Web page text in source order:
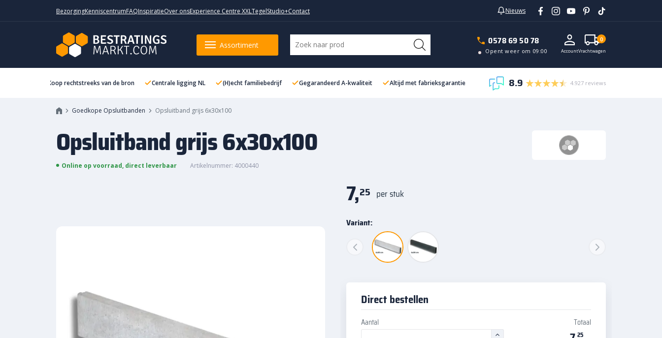
BezorgingKenniscentrumFAQInspiratieOver onsExperience Centre XXLTegelStudio+Contact Nieuws
Assortiment 0578 69 50 78
Opent weer om 09:00 AccountVrachtwagen
0
Koop rechtstreeks van de bron Centrale ligging NL (H)echt familiebedrijf Gegarandeerd A-kwaliteit Altijd met fabrieksgarantie 8.9 4.927 reviews
Goedkope Opsluitbanden Opsluitband grijs 6x30x100
Opsluitband grijs 6x30x100
Online op voorraad, direct leverbaar Artikelnummer: 4000440
7,25 per stuk
Variant:
Direct bestellen
Aantal Totaal
25
Opsluitband grijs 6x30x100 In vrachtwagen